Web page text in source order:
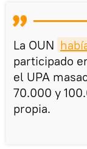
La OUN
participado
el UPA
70.000 y
propia.